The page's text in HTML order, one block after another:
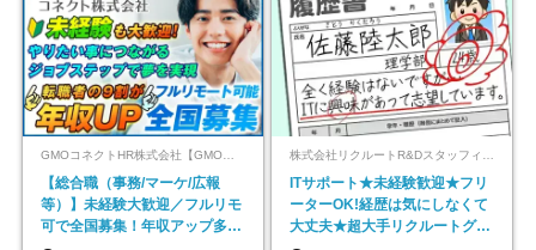
GMOコネクトHR株式会社【GMOインターネットグループ】
【総合職（事務/マーケ/広報
等）】未経験大歓迎／フルリモ
可で全国募集！年収アップ多数
ITサポート★未経験歓迎★フリ
ーターOK!経歴は気にしなくて
大丈夫★超大手リクルートグル